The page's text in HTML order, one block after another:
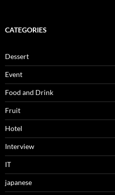
CATEGORIES
Dessert
Event
Food and Drink
Fruit
Hotel
Interview
IT
japanese